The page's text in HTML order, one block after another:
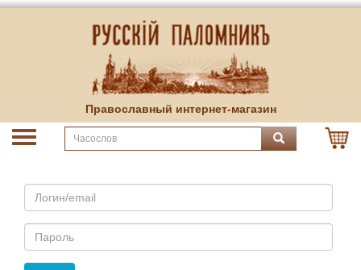
Православный интернет-магазин
Email
Пароль